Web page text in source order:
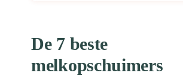
De 7 beste
melkopschuimers